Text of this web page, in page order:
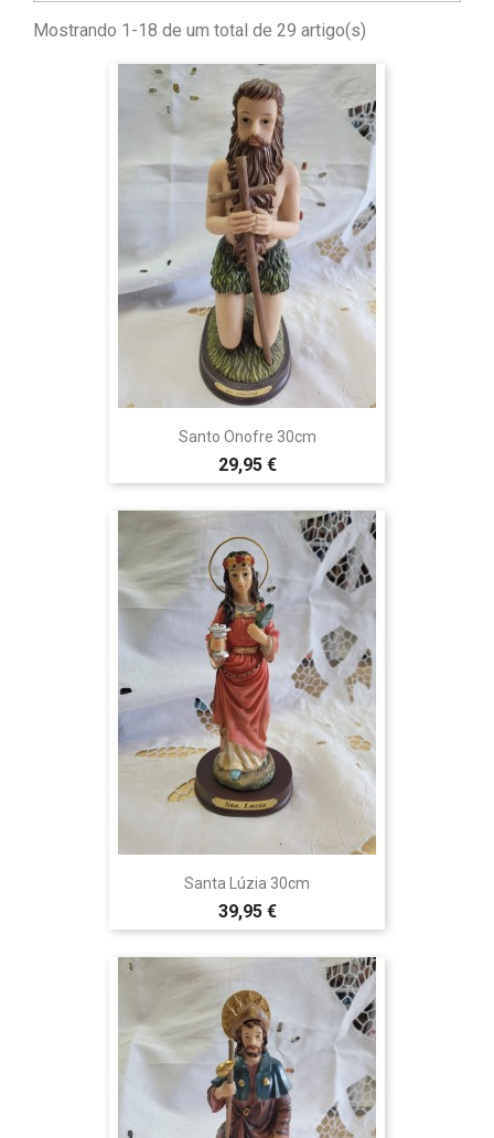
Mostrando 1-18 de um total de 29 artigo(s)
Santo Onofre 30cm
29,95 €
Santa Lúzia 30cm
39,95 €